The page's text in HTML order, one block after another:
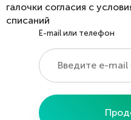
галочки согласия с
списаний
E-mail или телефон